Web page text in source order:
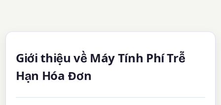
Giới thiệu về Máy Tính Phí Trễ
Hạn Hóa Đơn